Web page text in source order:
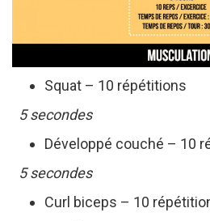
Squat – 10 répétitions
5 secondes
Développé couché – 10
5 secondes
Curl biceps – 10